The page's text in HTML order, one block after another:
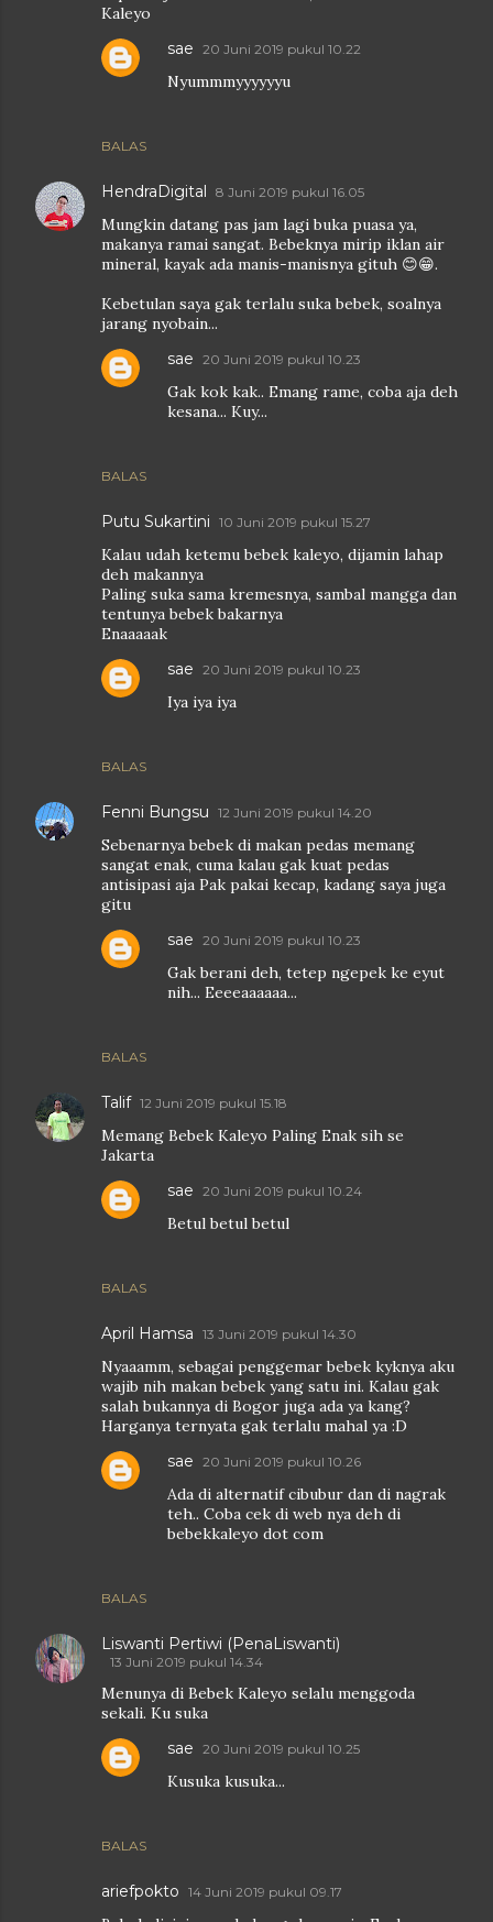
Kaleyo
BALAS
sae 20 Juni 2019 pukul 10.22
Nyummmyyyyyyu
HendraDigital 8 Juni 2019 pukul 16.05
Mungkin datang pas jam lagi buka puasa ya,
makanya ramai sangat. Bebeknya mirip iklan air
mineral, kayak ada manis-manisnya gituh 😊😁.
Kebetulan saya gak terlalu suka bebek, soalnya
jarang nyobain...
BALAS
sae 20 Juni 2019 pukul 10.23
Gak kok kak.. Emang rame, coba aja deh
kesana... Kuy...
Putu Sukartini 10 Juni 2019 pukul 15.27
Kalau udah ketemu bebek kaleyo, dijamin lahap
deh makannya
Paling suka sama kremesnya, sambal mangga dan
tentunya bebek bakarnya
Enaaaaak
BALAS
sae 20 Juni 2019 pukul 10.23
Iya iya iya
Fenni Bungsu 12 Juni 2019 pukul 14.20
Sebenarnya bebek di makan pedas memang
sangat enak, cuma kalau gak kuat pedas
antisipasi aja Pak pakai kecap, kadang saya juga
gitu
BALAS
sae 20 Juni 2019 pukul 10.23
Gak berani deh, tetep ngepek ke eyut
nih... Eeeeaaaaaa...
Talif 12 Juni 2019 pukul 15.18
Memang Bebek Kaleyo Paling Enak sih se
Jakarta
BALAS
sae 20 Juni 2019 pukul 10.24
Betul betul betul
April Hamsa 13 Juni 2019 pukul 14.30
Nyaaamm, sebagai penggemar bebek kyknya aku
wajib nih makan bebek yang satu ini. Kalau gak
salah bukannya di Bogor juga ada ya kang?
Harganya ternyata gak terlalu mahal ya :D
BALAS
sae 20 Juni 2019 pukul 10.26
Ada di alternatif cibubur dan di nagrak
teh.. Coba cek di web nya deh di
bebekkaleyo dot com
Liswanti Pertiwi (PenaLiswanti)
13 Juni 2019 pukul 14.34
Menunya di Bebek Kaleyo selalu menggoda
sekali. Ku suka
BALAS
sae 20 Juni 2019 pukul 10.25
Kusuka kusuka...
ariefpokto 14 Juni 2019 pukul 09.17